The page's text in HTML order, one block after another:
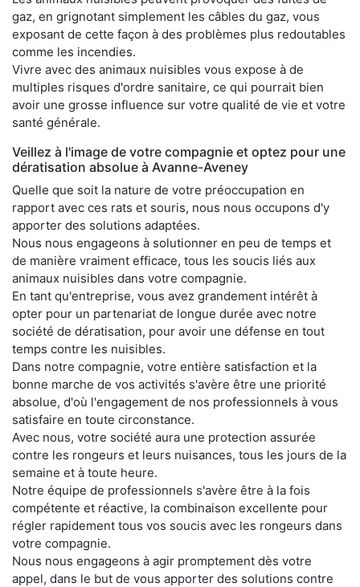
gaz, en grignotant simplement les câbles du gaz, vous
exposant de cette façon à des problèmes plus redoutables
comme les incendies.
Vivre avec des animaux nuisibles vous expose à de
multiples risques d'ordre sanitaire, ce qui pourrait bien
avoir une grosse influence sur votre qualité de vie et votre
santé générale.
Veillez à l'image de votre compagnie et optez pour une
dératisation absolue à Avanne-Aveney
Quelle que soit la nature de votre préoccupation en
rapport avec ces rats et souris, nous nous occupons d'y
apporter des solutions adaptées.
Nous nous engageons à solutionner en peu de temps et
de manière vraiment efficace, tous les soucis liés aux
animaux nuisibles dans votre compagnie.
En tant qu'entreprise, vous avez grandement intérêt à
opter pour un partenariat de longue durée avec notre
société de dératisation, pour avoir une défense en tout
temps contre les nuisibles.
Dans notre compagnie, votre entière satisfaction et la
bonne marche de vos activités s'avère être une priorité
absolue, d'où l'engagement de nos professionnels à vous
satisfaire en toute circonstance.
Avec nous, votre société aura une protection assurée
contre les rongeurs et leurs nuisances, tous les jours de la
semaine et à toute heure.
Notre équipe de professionnels s'avère être à la fois
compétente et réactive, la combinaison excellente pour
régler rapidement tous vos soucis avec les rongeurs dans
votre compagnie.
Nous nous engageons à agir promptement dès votre
appel, dans le but de vous apporter des solutions contre